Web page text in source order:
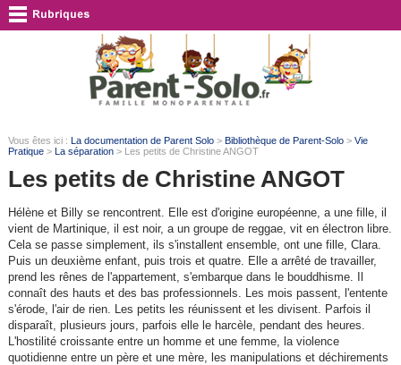
Vous êtes ici : La documentation de Parent Solo> Bibliothèque de Parent-Solo> Vie
Pratique> La séparation> Les petits de Christine ANGOT
Les petits de Christine ANGOT
Hélène et Billy se rencontrent. Elle est d'origine européenne, a une fille, il
vient de Martinique, il est noir, a un groupe de reggae, vit en électron libre.
Cela se passe simplement, ils s'installent ensemble, ont une fille, Clara.
Puis un deuxième enfant, puis trois et quatre. Elle a arrêté de travailler,
prend les rênes de l'appartement, s'embarque dans le bouddhisme. Il
connaît des hauts et des bas professionnels. Les mois passent, l'entente
s'érode, l'air de rien. Les petits les réunissent et les divisent. Parfois il
disparaît, plusieurs jours, parfois elle le harcèle, pendant des heures.
L'hostilité croissante entre un homme et une femme, la violence
quotidienne entre un père et une mère, les manipulations et déchirements